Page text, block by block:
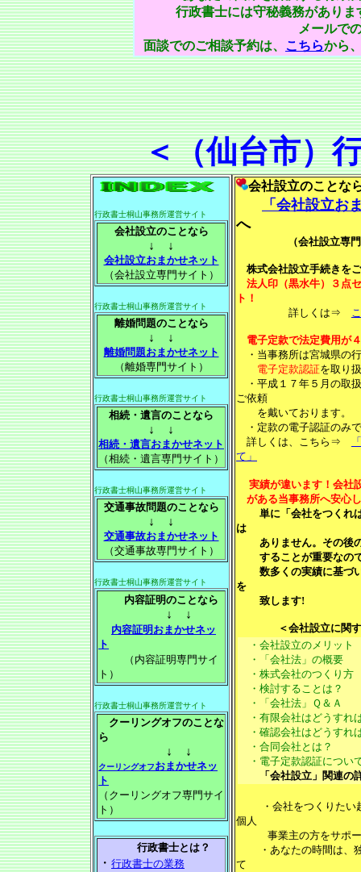
行政書士には守秘義務があり
メールで
面談でのご相談予約は、 こちらから
＜（仙台市）
会社設立のことな
「会社設立お
へ
（会社設立専
株式会社設立手続きを
法人印（黒水牛）３点
ト！
詳しくは⇒
電子定款で法定費用が
・当事務所は宮城県の
電子定款認証を取り
・平成１７年５月の取
ご依頼
を戴いております。
・定款の電子認証のみ
詳しくは、こちら⇒
て」
実績が違います！ 会社
がある当事務所へ安心
単に「会社をつくれ
は
ありません。その後の
することが重要なので
数多くの実績に基づい
を
致します!
＜会社設立に関
・会社設立のメリット
・「会社法」の概要
・株式会社のつくり方
・検討することは？
・「会社法」Ｑ＆Ａ
・有限会社はどうすれ
・確認会社はどうすれ
・合同会社とは？
・電子定款認証につい
「会社設立」関連の
・会社をつくりた
個人
事業主の方をサポー
・あなたの時間は、独
て
行政書士桐山事務所運営サイト
会社設立のことなら
↓ ↓
会社設立おまかせネット
（会社設立専門サイト）
行政書士桐山事務所運営サイト
離婚問題のことなら
↓ ↓
離婚問題おまかせネット
（離婚専門サイト）
行政書士桐山事務所運営サイト
相続・遺言のことなら
↓ ↓
相続・遺言おまかせネット
（相続・遺言専門サイト）
行政書士桐山事務所運営サイト
交通事故問題のことなら
↓ ↓
交通事故おまかせネット
（交通事故専門サイト）
行政書士桐山事務所運営サイト
内容証明のことなら
↓ ↓
内容証明おまかせネッ
ト
（内容証明専門サイ
ト）
行政書士桐山事務所運営サイト
クーリングオフのことな
ら
↓ ↓
クーリングオフおまかせネッ
ト
（クーリングオフ専門サイ
ト）
行政書士とは？
・ 行政書士の業務